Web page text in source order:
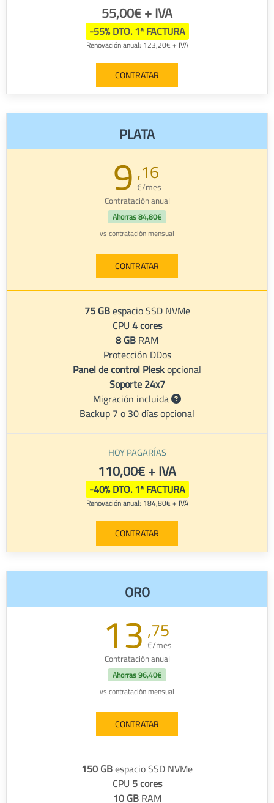
55,00€ + IVA
-55% DTO. 1ª FACTURA
Renovación anual: 123,20€ + IVA
CONTRATAR
PLATA
9,16
€/mes
Contratación anual
Ahorras84,80€
vs contratación mensual
CONTRATAR
75 GBespacio SSD NVMe
CPU4 cores
8 GBRAM
Protección DDos
Panel de control Pleskopcional
Soporte 24x7
Migración incluida
Backup 7 o 30 días opcional
HOY PAGARÍAS
110,00€ + IVA
-40% DTO. 1ª FACTURA
Renovación anual: 184,80€ + IVA
CONTRATAR
ORO
13 ,75
€/mes
Contratación anual
Ahorras96,40€
vs contratación mensual
CONTRATAR
150 GBespacio SSD NVMe
CPU 5 cores
10 GBRAM